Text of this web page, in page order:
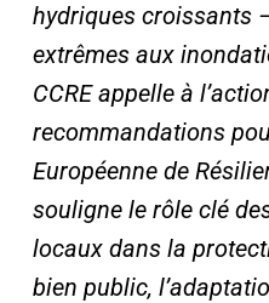
hydriques croissants
extrêmes aux
CCRE appelle à
recommandations
Européenne de
souligne le rôle clé
locaux dans la
bien public,